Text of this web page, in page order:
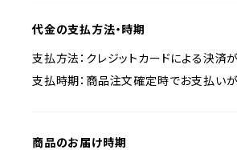
代金の支払方法・時期
支払方法：クレジットカードによる決済
支払時期：商品注文確定時でお支払いが
商品のお届け時期